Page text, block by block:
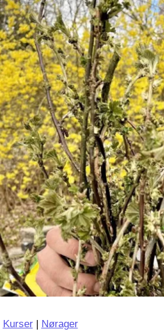
Kurser| Nørager